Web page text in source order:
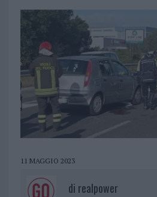
11 MAGGIO 2023
di realpower